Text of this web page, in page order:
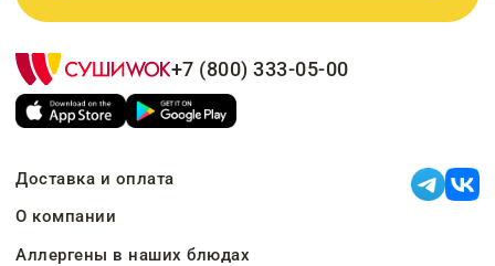
+7 (800) 333-05-00
Доставка и оплата
О компании
Аллергены в наших блюдах